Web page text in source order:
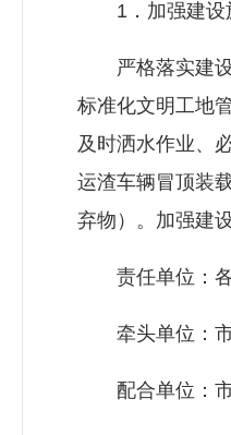
1．加强建设施
严格落实建设
标准化文明工地
及时洒水作业、
运渣车辆冒顶装
弃物）。加强建
责任单位：各
牵头单位：市
配合单位：市